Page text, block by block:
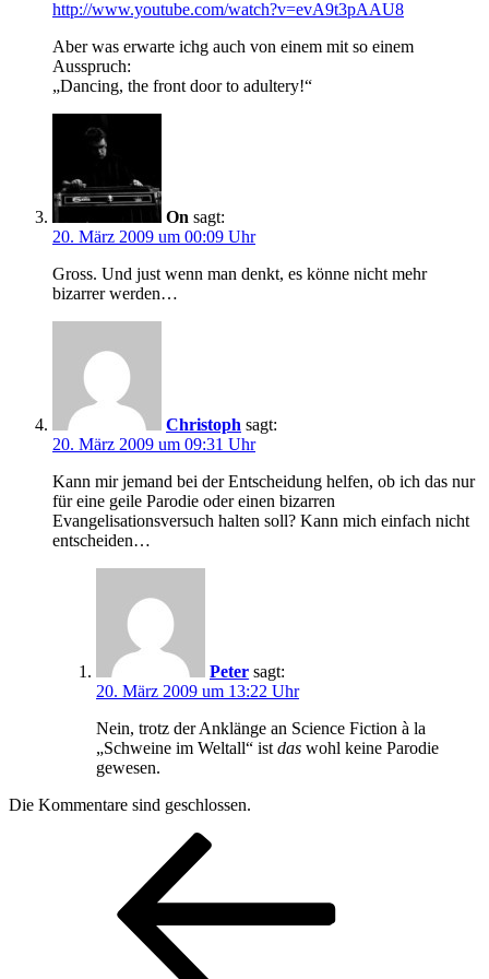
http://www.youtube.com/watch?v=evA9t3pAAU8
Aber was erwarte ichg auch von einem mit so einem
Ausspruch:
„Dancing, the front door to adultery!“
On sagt:
20. März 2009 um 00:09 Uhr
Gross. Und just wenn man denkt, es könne nicht mehr
bizarrer werden…
Christoph sagt:
20. März 2009 um 09:31 Uhr
Kann mir jemand bei der Entscheidung helfen, ob ich das nur
für eine geile Parodie oder einen bizarren
Evangelisationsversuch halten soll? Kann mich einfach nicht
entscheiden…
Peter sagt:
20. März 2009 um 13:22 Uhr
Nein, trotz der Anklänge an Science Fiction à la
„Schweine im Weltall“ ist das wohl keine Parodie
gewesen.
Die Kommentare sind geschlossen.
Beitragsnavigation